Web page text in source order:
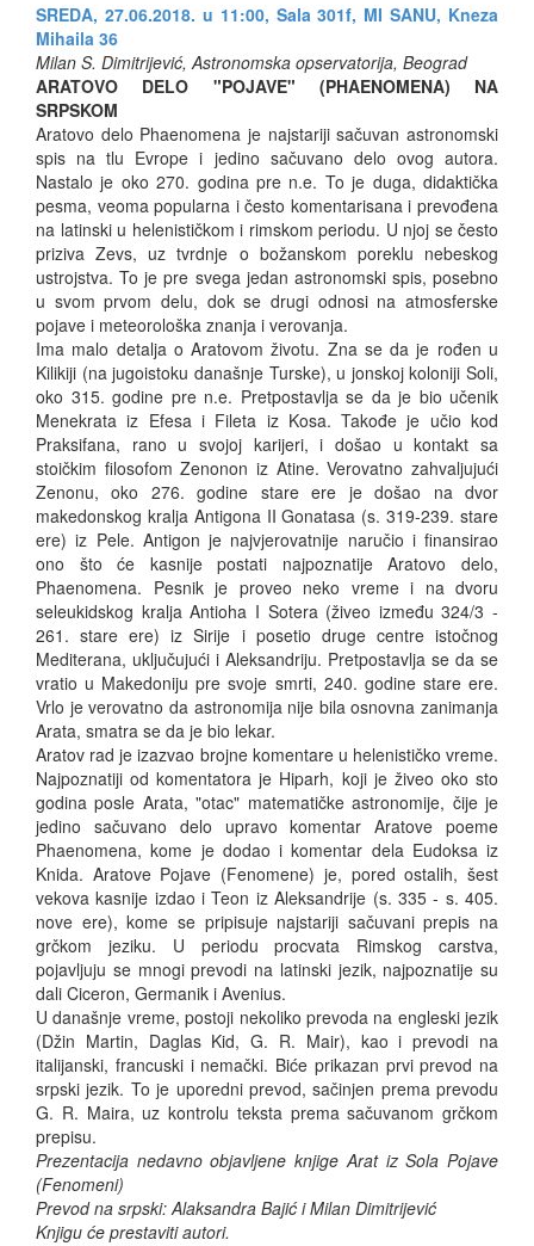
SREDA, 27.06.2018. u 11:00, Sala 301f, MI SANU, Kneza
Mihaila 36
Milan S. Dimitrijević, Astronomska opservatorija, Beograd
ARATOVO DELO "POJAVE" (PHAENOMENA) NA
SRPSKOM
Aratovo delo Phaenomena je najstariji sačuvan astronomski
spis na tlu Evrope i jedino sačuvano delo ovog autora.
Nastalo je oko 270. godina pre n.e. To je duga, didaktička
pesma, veoma popularna i često komentarisana i prevođena
na latinski u helenističkom i rimskom periodu. U njoj se često
priziva Zevs, uz tvrdnje o božanskom poreklu nebeskog
ustrojstva. To je pre svega jedan astronomski spis, posebno
u svom prvom delu, dok se drugi odnosi na atmosferske
pojave i meteorološka znanja i verovanja.
Ima malo detalja o Aratovom životu. Zna se da je rođen u
Kilikiji (na jugoistoku današnje Turske), u jonskoj koloniji Soli,
oko 315. godine pre n.e. Pretpostavlja se da je bio učenik
Menekrata iz Efesa i Fileta iz Kosa. Takođe je učio kod
Praksifana, rano u svojoj karijeri, i došao u kontakt sa
stoičkim filosofom Zenonon iz Atine. Verovatno zahvaljujući
Zenonu, oko 276. godine stare ere je došao na dvor
makedonskog kralja Antigona II Gonatasa (s. 319-239. stare
ere) iz Pele. Antigon je najvjerovatnije naručio i finansirao
ono što će kasnije postati najpoznatije Aratovo delo,
Phaenomena. Pesnik je proveo neko vreme i na dvoru
seleukidskog kralja Antioha I Sotera (živeo između 324/3 -
261. stare ere) iz Sirije i posetio druge centre istočnog
Mediterana, uključujući i Aleksandriju. Pretpostavlja se da se
vratio u Makedoniju pre svoje smrti, 240. godine stare ere.
Vrlo je verovatno da astronomija nije bila osnovna zanimanja
Arata, smatra se da je bio lekar.
Aratov rad je izazvao brojne komentare u helenističko vreme.
Najpoznatiji od komentatora je Hiparh, koji je živeo oko sto
godina posle Arata, "otac" matematičke astronomije, čije je
jedino sačuvano delo upravo komentar Aratove poeme
Phaenomena, kome je dodao i komentar dela Eudoksa iz
Knida. Aratove Pojave (Fenomene) je, pored ostalih, šest
vekova kasnije izdao i Teon iz Aleksandrije (s. 335 - s. 405.
nove ere), kome se pripisuje najstariji sačuvani prepis na
grčkom jeziku. U periodu procvata Rimskog carstva,
pojavljuju se mnogi prevodi na latinski jezik, najpoznatije su
dali Ciceron, Germanik i Avenius.
U današnje vreme, postoji nekoliko prevoda na engleski jezik
(Džin Martin, Daglas Kid, G. R. Mair), kao i prevodi na
italijanski, francuski i nemački. Biće prikazan prvi prevod na
srpski jezik. To je uporedni prevod, sačinjen prema prevodu
G. R. Maira, uz kontrolu teksta prema sačuvanom grčkom
prepisu.
Prezentacija nedavno objavljene knjige Arat iz Sola Pojave
(Fenomeni)
Prevod na srpski: Alaksandra Bajić i Milan Dimitrijević
Knjigu će prestaviti autori.